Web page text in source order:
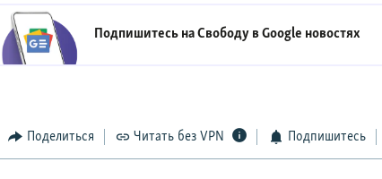
Подпишитесь на Свободу вGoogle новостях
Поделиться Читать без VPN Подпишитесь